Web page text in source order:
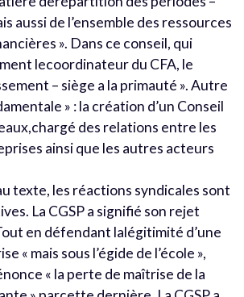
aussi de l’ensemble des ressources
». Dans ce conseil, qui
lecoordinateur du CFA, le
– siège a la primauté ». Autre
» : la création d’un Conseil
des relations entre les
ainsi que les autres acteurs
texte, les réactions syndicales sont
La CGSP a signifié son rejet
en défendant lalégitimité d’une
« mais sous l’égide de l’école »,
« la perte de maîtrise de la